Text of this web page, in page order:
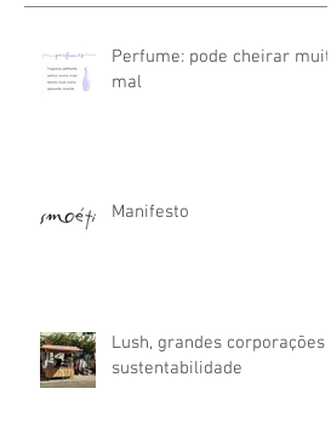
Perfume: pode cheirar muito
mal
Manifesto
Lush, grandes corporações e
sustentabilidade